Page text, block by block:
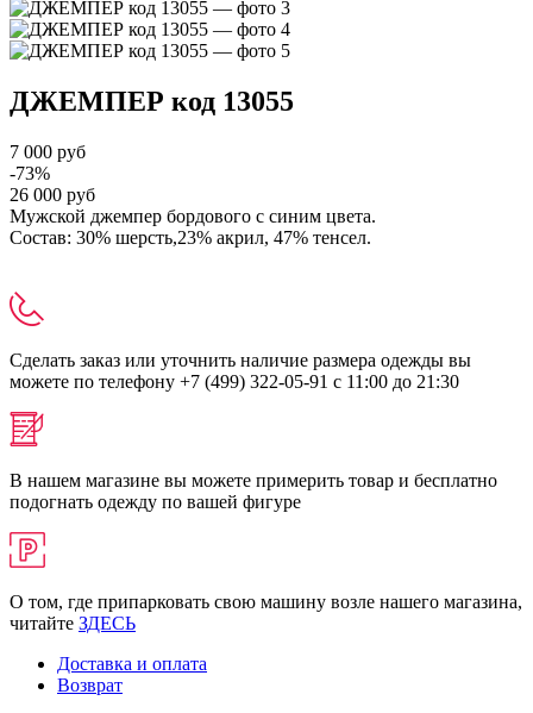
ДЖЕМПЕР код 13055
7 000 руб
-73%
26 000 руб
Мужской джемпер бордового с синим цвета.
Состав: 30% шерсть,23% акрил, 47% тенсел.
Сделать заказ или уточнить наличие размера одежды вы
можете по телефону +7 (499) 322-05-91 с 11:00 до 21:30
В нашем магазине вы можете примерить товар и бесплатно
подогнать одежду по вашей фигуре
О том, где припарковать свою машину возле нашего магазина,
читайте ЗДЕСЬ
Доставка и оплата
Возврат